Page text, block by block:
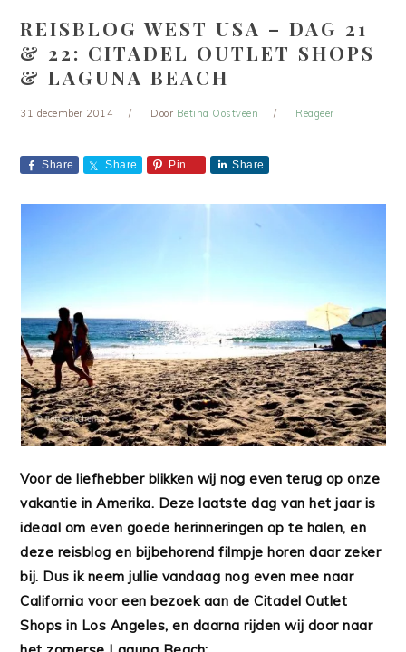
REISBLOG WEST USA – DAG 21
& 22: CITADEL OUTLET SHOPS
& LAGUNA BEACH
31 december 2014 Door Betina Oostveen Reageer
Share Share Pin Share
Voor de liefhebber blikken wij nog even terug op onze
vakantie in Amerika. Deze laatste dag van het jaar is
ideaal om even goede herinneringen op te halen, en
deze reisblog en bijbehorend filmpje horen daar zeker
bij. Dus ik neem jullie vandaag nog even mee naar
California voor een bezoek aan de Citadel Outlet
Shops in Los Angeles, en daarna rijden wij door naar